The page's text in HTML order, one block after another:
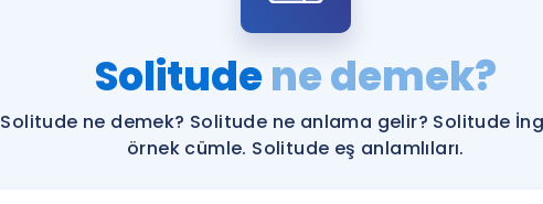
YDS ve YÖKDİL
Rehberlik Aracı
YDS ve YÖKDİL'e
Solitudene demek?
Solitude ne demek? Solitude ne anlama gelir? Solitude
örnek cümle. Solitude eş anlamlıları.